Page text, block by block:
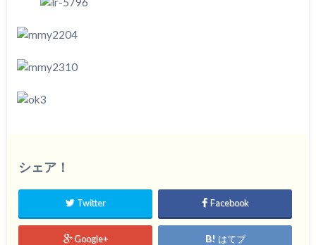
シェア！
Twitter Facebook
Google+ はてブ